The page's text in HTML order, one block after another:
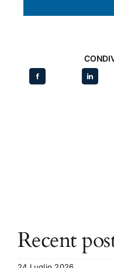
Recent